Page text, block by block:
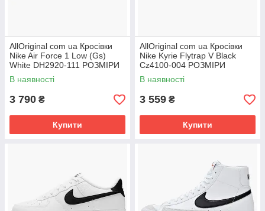
AllOriginal com ua Кросівки
Nike Air Force 1 Low (Gs)
White DH2920-111 РОЗМІРИ
ЗАПИТУЙТЕ
В наявності
3 790 ₴
Купити
AllOriginal com ua Кросівки
Nike Kyrie Flytrap V Black
Cz4100-004 РОЗМІРИ
ЗАПИТУЙТЕ
В наявності
3 559 ₴
Купити